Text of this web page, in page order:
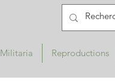
Militaria Reproductions